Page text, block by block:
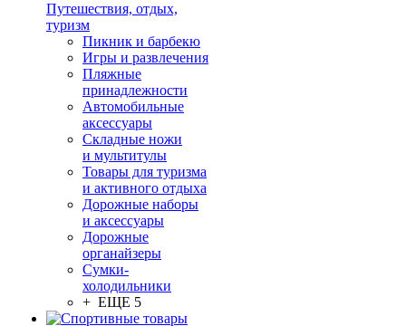
Путешествия, отдых,
туризм
Пикник и барбекю
Игры и развлечения
Пляжные
принадлежности
Автомобильные
аксессуары
Складные ножи
и мультитулы
Товары для туризма
и активного отдыха
Дорожные наборы
и аксессуары
Дорожные
органайзеры
Сумки-
холодильники
+ ЕЩЕ 5